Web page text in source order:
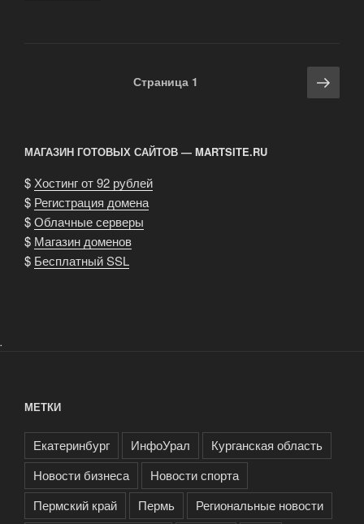
Страница 1
МАГАЗИН ГОТОВЫХ САЙТОВ — MARTSITE.RU
$ Хостинг от 92 рублей
$ Регистрация домена
$Облачные серверы
$ Магазин доменов
$ Бесплатный SSL
.
МЕТКИ
Екатеринбург ИнфоУрал
Курганская область
Новости бизнеса
Новости спорта
Пермский край
Пермь
Региональные новости